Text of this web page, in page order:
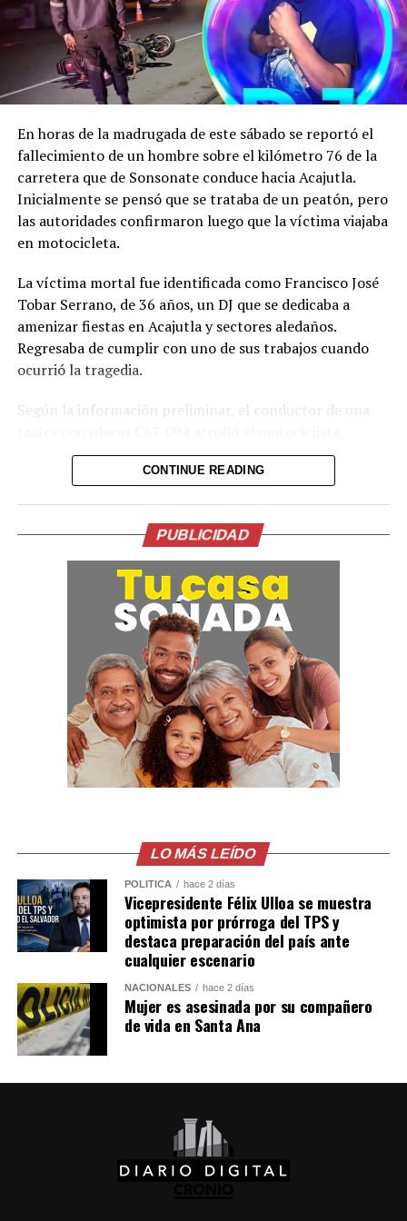
tratarse de «problemas muy delicados» y pidió a los
usuarios que dejaran de hacer preguntas relacionadas
con la denuncia.
Reproductor
vídeo
00:00 00:50
El caso ha generado diversas reacciones en redes
sociales, donde usuarios han solicitado que las
polémica. Hasta el momento, ninguna institución se ha
Comparte esto:
X
Me gusta esto:
Me gusta esto:
En horas de la madrugada de este sábado se reportó el
fallecimiento de un hombre sobre el kilómetro 76 de la
carretera que de Sonsonate conduce hacia Acajutla.
Inicialmente se pensó que se trataba de un peatón, pero
las autoridades confirmaron luego que la víctima viajaba
en motocicleta.
La víctima mortal fue identificada como Francisco José
Tobar Serrano, de 36 años, un DJ que se dedicaba a
amenizar fiestas en Acajutla y sectores aledaños.
Regresaba de cumplir con uno de sus trabajos cuando
ocurrió la tragedia.
Según la información preliminar, el conductor de una
provocando que perdiera la vida de manera inmediata en
el lugar de los hechos.
conductor de la rastra fue arrestado mientras se
realizan las investigaciones correspondientes”,
señalaron las autoridades.
La Policía y la Fiscalía continúan con las diligencias para
establecer las circunstancias exactas del accidente y
determinar las responsabilidades correspondientes.
X
CONTINUE READING
PUBLICIDAD
LO MÁS LEÍDO
POLÍTICA hace 2 días
Vicepresidente Félix Ulloa se muestra
optimista por prórroga del TPS y
destaca preparación del país ante
cualquier escenario
NACIONALES hace 2 días
Mujer es asesinada por su compañero
de vida en Santa Ana